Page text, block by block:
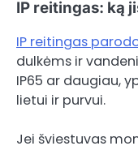
IP reitingas: ką
IP reitingas
dulkėms ir
IP65 ar daugiau,
lietui ir purvui.
Jei šviestuvas